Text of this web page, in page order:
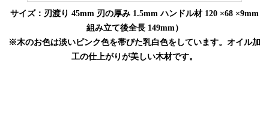
サイズ：刃渡り 45mm 刃の厚み 1.5mm ハンドル材 120 ×68 ×9mm
組み立て後全長 149mm）
※木のお色は淡いピンク色を帯びた乳白色をしています。オイル加
工の仕上がりが美しい木材です。